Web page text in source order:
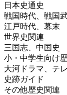
日本史通史
戦国時代、戦国
江戸時代、幕末
世界史関連
三国志、中国史
小・中学生向け
大河ドラマ、テ
史跡ガイド
その他歴史関連